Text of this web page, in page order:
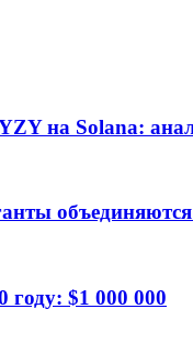
на Solana:
$1 000 000